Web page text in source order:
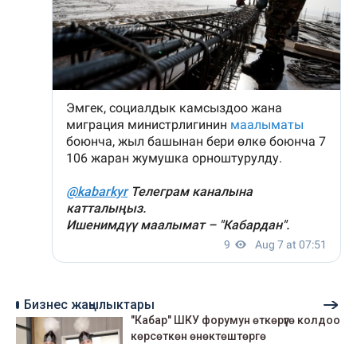
Бизнес жаңылыктары
"Кабар" ШКУ форумун өткөрүүгө колдоо
көрсөткөн өнөктөштөргө